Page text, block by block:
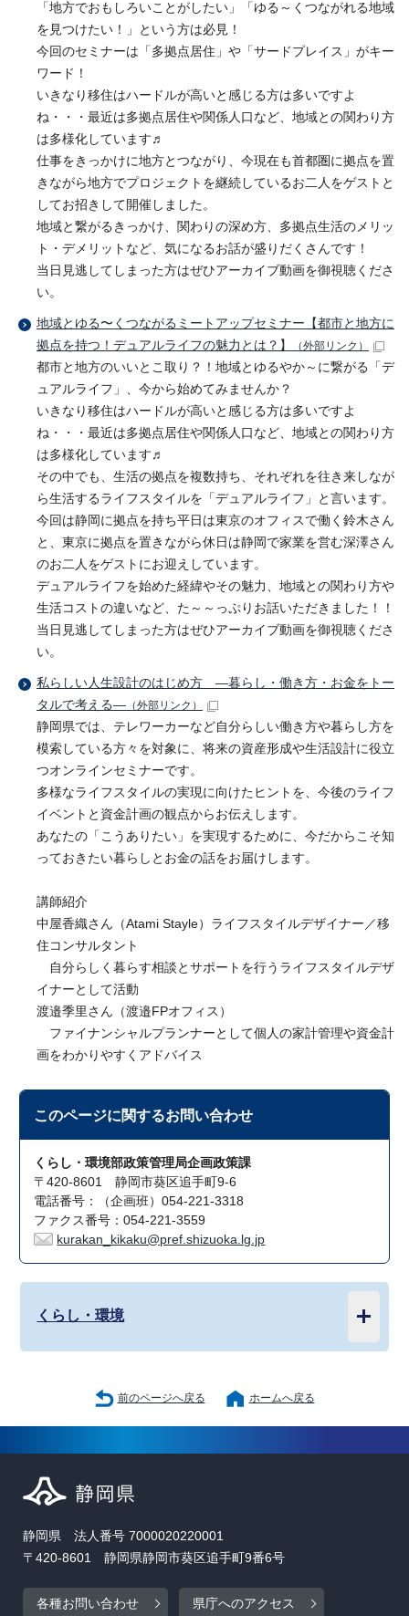
「地方でおもしろいことがしたい」「ゆる～くつながれる地域
を見つけたい！」という方は必見！
今回のセミナーは「多拠点居住」や「サードプレイス」がキー
ワード！
いきなり移住はハードルが高いと感じる方は多いですよ
ね・・・最近は多拠点居住や関係人口など、地域との関わり方
は多様化しています♬
仕事をきっかけに地方とつながり、今現在も首都圏に拠点を置
きながら地方でプロジェクトを継続しているお二人をゲストと
してお招きして開催しました。
地域と繋がるきっかけ、関わりの深め方、多拠点生活のメリッ
ト・デメリットなど、気になるお話が盛りだくさんです！
当日見逃してしまった方はぜひアーカイブ動画を御視聴くださ
い。
地域とゆる〜くつながるミートアップセミナー【都市と地方に
拠点を持つ！デュアルライフの魅力とは？】
（外部リンク）
都市と地方のいいとこ取り？！地域とゆるやか～に繋がる「デ
ュアルライフ」、今から始めてみませんか？
いきなり移住はハードルが高いと感じる方は多いですよ
ね・・・最近は多拠点居住や関係人口など、地域との関わり方
は多様化しています♬
その中でも、生活の拠点を複数持ち、それぞれを往き来しなが
ら生活するライフスタイルを「デュアルライフ」と言います。
今回は静岡に拠点を持ち平日は東京のオフィスで働く鈴木さん
と、東京に拠点を置きながら休日は静岡で家業を営む深澤さん
のお二人をゲストにお迎えしています。
デュアルライフを始めた経緯やその魅力、地域との関わり方や
生活コストの違いなど、た～～っぷりお話いただきました！！
当日見逃してしまった方はぜひアーカイブ動画を御視聴くださ
い。
私らしい人生設計のはじめ方 ―暮らし・働き方・お金をトー
タルで考える― （外部リンク）
静岡県では、テレワーカーなど自分らしい働き方や暮らし方を
模索している方々を対象に、将来の資産形成や生活設計に役立
つオンラインセミナーです。
多様なライフスタイルの実現に向けたヒントを、今後のライフ
イベントと資金計画の観点からお伝えします。
あなたの「こうありたい」を実現するために、今だからこそ知
っておきたい暮らしとお金の話をお届けします。
講師紹介
中屋香織さん（Atami Stayle）ライフスタイルデザイナー／移
住コンサルタント
自分らしく暮らす相談とサポートを行うライフスタイルデザ
イナーとして活動
渡邉季里さん（渡邉FPオフィス）
ファイナンシャルプランナーとして個人の家計管理や資金計
画をわかりやすくアドバイス
このページに関するお問い合わせ
くらし・環境部政策管理局企画政策課
〒420-8601 静岡市葵区追手町9-6
電話番号：（企画班）054-221-3318
ファクス番号：054-221-3559
kurakan_kikaku@pref.shizuoka.lg.jp
くらし・環境
前のページへ戻る ホームへ戻る
静岡県 法人番号 7000020220001
〒420-8601 静岡県静岡市葵区追手町9番6号
各種お問い合わせ 県庁へのアクセス